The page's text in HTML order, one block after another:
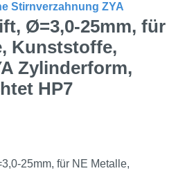
Stirnverzahnung ZYA
Ø=3,0-25mm, für
Kunststoffe,
Zylinderform,
HP7